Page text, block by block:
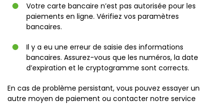
Votre carte bancaire n’est pas autorisée pour les
paiements en ligne. Vérifiez vos paramètres
bancaires.
Il y a eu une erreur de saisie des informations
bancaires. Assurez-vous que les numéros, la date
d’expiration et le cryptogramme sont corrects.
En cas de problème persistant, vous pouvez essayer un
autre moyen de paiement ou contacter notre service